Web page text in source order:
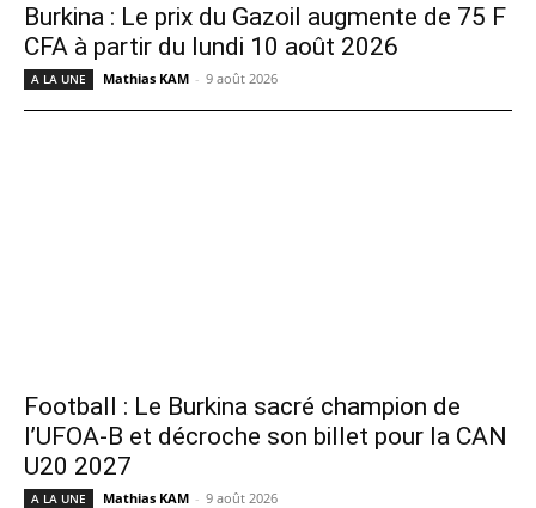
Burkina : Le prix du Gazoil augmente de 75 F
CFA à partir du lundi 10 août 2026
A LA UNE Mathias KAM - 9 août 2026
Football : Le Burkina sacré champion de
l’UFOA-B et décroche son billet pour la CAN
U20 2027
A LA UNE Mathias KAM - 9 août 2026